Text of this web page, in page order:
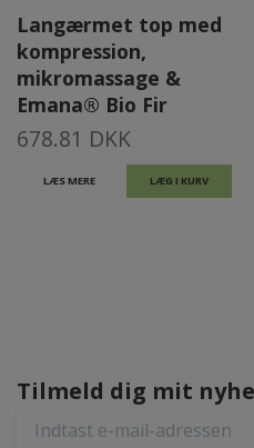
Langærmet top med
kompression,
mikromassage &
Emana® Bio Fir
678.81 DKK
LÆS MERE LÆG I KURV
Tilmeld dig mit